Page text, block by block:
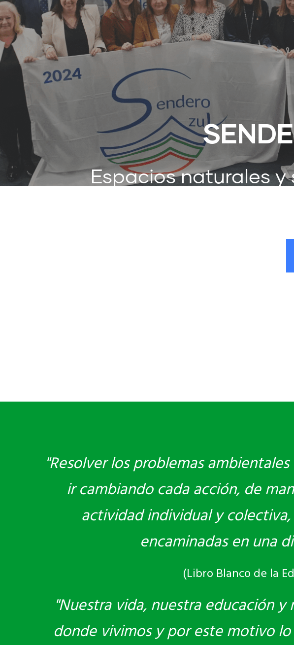
Espacios naturales
"Resolver los problemas
ir cambiando cada acción, de
actividad individual y
encaminadas en una
(Libro Blanco de la
"Nuestra vida, nuestra educación
donde vivimos y por este motivo